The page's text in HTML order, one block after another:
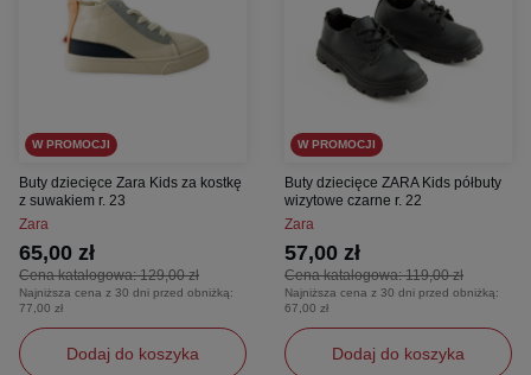
W PROMOCJI
Buty dziecięce Zara Kids za kostkę
z suwakiem r. 23
Zara
Cena katalogowa:129,00 zł
65,00 zł
Najniższa cena z 30 dni przed obniżką:
77,00 zł
Dodaj do koszyka
W PROMOCJI
Buty dziecięce ZARA Kids półbuty
wizytowe czarne r. 22
Zara
Cena katalogowa:119,00 zł
57,00 zł
Najniższa cena z 30 dni przed obniżką:
67,00 zł
Dodaj do koszyka